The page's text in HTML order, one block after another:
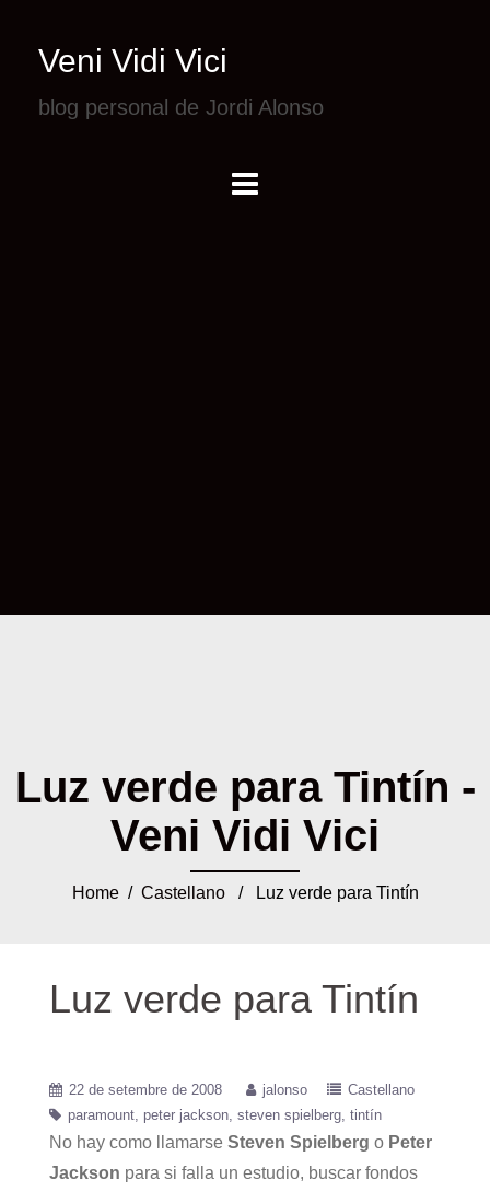
Veni Vidi Vici
blog personal de Jordi Alonso
Luz verde para Tintín -
Veni Vidi Vici
Home/ Castellano/ Luz verde para Tintín
Luz verde para Tintín
22 de setembre de 2008 jalonso
Castellano
paramount peter jackson steven spielberg tintín
No hay como llamarse Steven Spielberg o Peter
Jackson para si falla un estudio, buscar fondos